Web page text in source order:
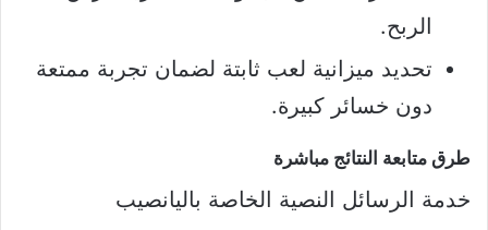
الربح.
تحديد ميزانية لعب ثابتة لضمان تجربة ممتعة
دون خسائر كبيرة.
طرق متابعة النتائج مباشرة
خدمة الرسائل النصية الخاصة باليانصيب